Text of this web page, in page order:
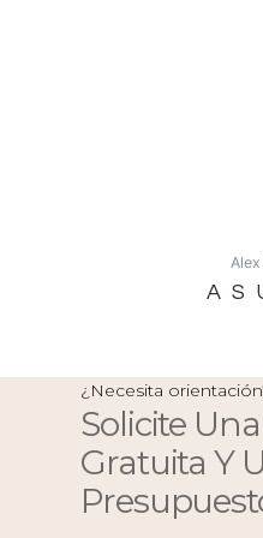
¿Necesita
Solicite
Gratuita Y